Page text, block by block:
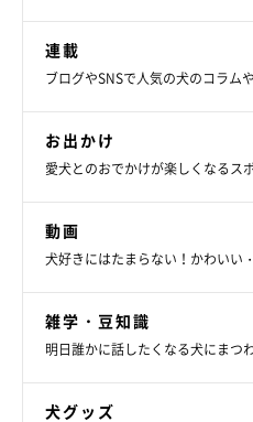
連載
ブログやSNSで人気の犬のコラム
お出かけ
愛犬とのおでかけが楽しくなるス
動画
犬好きにはたまらない！かわいい
雑学・豆知識
明日誰かに話したくなる犬にまつ
犬グッズ